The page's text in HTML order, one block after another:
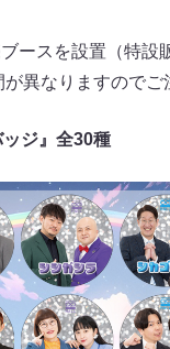
スを設置（特設
異なりますのでご
ジ』全30種